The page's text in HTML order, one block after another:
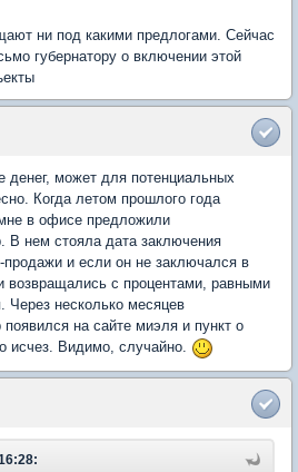
ни под какими предлогами. Сейчас
губернатору о включении этой
может для потенциальных
Когда летом прошлого года
в офисе предложили
В нем стояла дата заключения
продажи и если он не заключался в
возвращались с процентами, равными
Через несколько месяцев
на сайте миэля и пункт о
исчез. Видимо, случайно.